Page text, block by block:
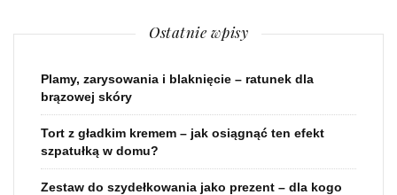
Ostatnie wpisy
Plamy, zarysowania i blaknięcie – ratunek dla
brązowej skóry
Tort z gładkim kremem – jak osiągnąć ten efekt
szpatułką w domu?
Zestaw do szydełkowania jako prezent – dla kogo